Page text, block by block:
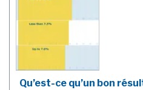
Qu’est-ce qu’un bon